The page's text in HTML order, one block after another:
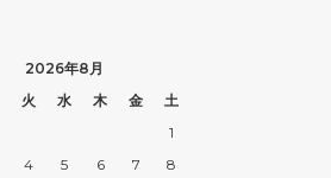
2026年8月
火 水 木 金
土
1
4 5 6 7
8